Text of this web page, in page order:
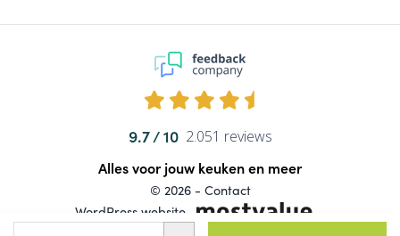
Alles voor jouw keuken en meer
© 2026 - Contact
9.7 2.051 reviews
WordPress website